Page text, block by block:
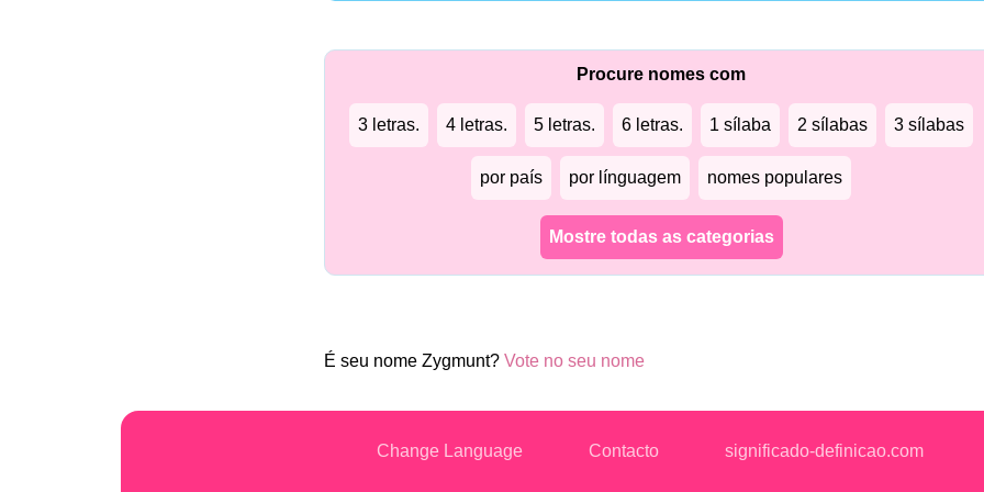
Procure nomes com
3 letras. 4 letras. 5 letras. 6 letras. 1 sílaba 2 sílabas 3 sílabas
por país por línguagem nomes populares
Mostre todas as categorias
É seu nome Zygmunt? Vote no seu nome
Change Language Contacto significado-definicao.com